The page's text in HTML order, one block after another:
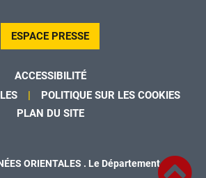
ESPACE PRESSE
ACCESSIBILITÉ
POLITIQUE SUR LES COOKIES
PLAN DU SITE
ORIENTALES . Le Département